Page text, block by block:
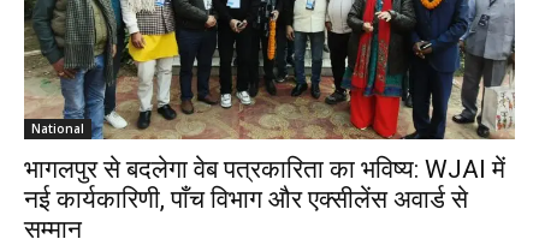
National
भागलपुर से बदलेगा वेब पत्रकारिता का भविष्य: WJAI में
नई कार्यकारिणी, पाँच विभाग और एक्सीलेंस अवार्ड से
सम्मान